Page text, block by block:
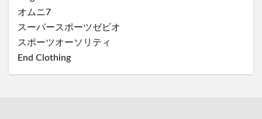
オムニ7
スーパースポーツゼビオ
スポーツオーソリティ
End Clothing